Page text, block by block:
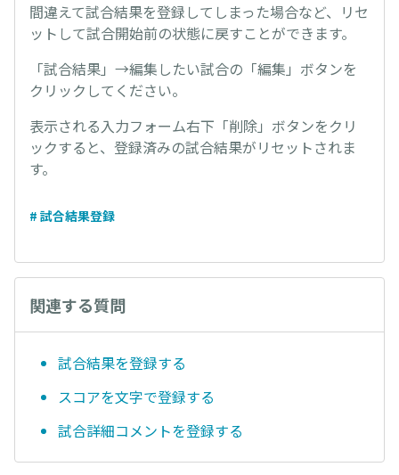
間違えて試合結果を登録してしまった場合など、リセ
ットして試合開始前の状態に戻すことができます。
「試合結果」→編集したい試合の「編集」ボタンを
クリックしてください。
表示される入力フォーム右下「削除」ボタンをクリ
ックすると、登録済みの試合結果がリセットされま
す。
# 試合結果登録
関連する質問
試合結果を登録する
スコアを文字で登録する
試合詳細コメントを登録する